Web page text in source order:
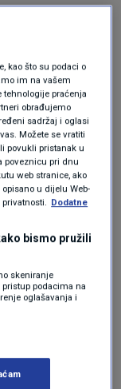
kao što su podaci o
im na vašem
praćenja
obrađujemo
sadržaj i oglasi
Možete se vratiti
povukli pristanak u
poveznicu pri dnu
web stranice, ako
u dijelu Web-
Dodatne
bismo pružili
skeniranje
podacima na
oglašavanja i